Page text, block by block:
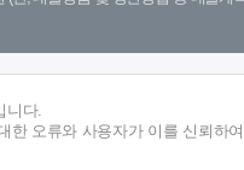
니다.
한 오류와 사용자가 이를 신뢰하